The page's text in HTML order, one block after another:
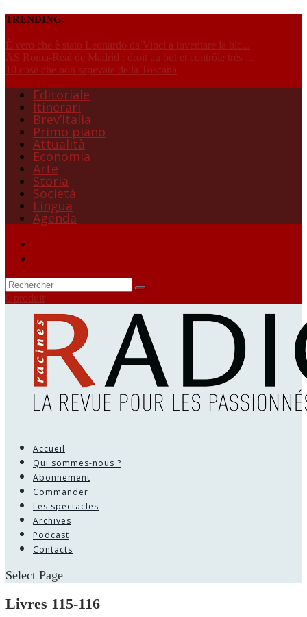
TRENDING:
È vero che è stato Leonardo da Vinci a inventare la bic...
AS Roma-Réal de Madrid : droit au but et contrôle très ...
10 cose che non sapevate della Toscana
Editoriale
Itinerari
Brev’Italia
Primo piano
Attualità
Economia
Arte
Storia
Società
Lingua
Agenda
0 produit
Accueil
Qui sommes-nous ?
Abonnement
Commander
Les spectacles
Archives
Podcast
Contacts
Select Page
Livres 115-116